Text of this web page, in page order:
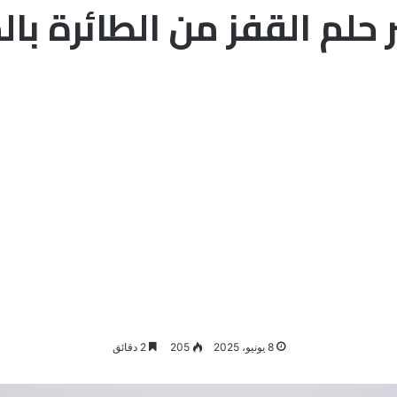
القفز من الطائرة
8 يونيو، 2025 205 2 دقائق